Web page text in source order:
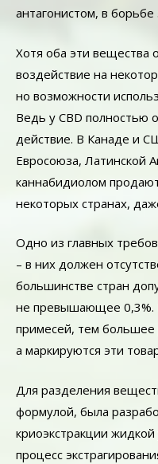
антагонистом, в
Хотя оба эти вещества
воздействие на
но возможности
Ведь у CBD полностью
действие. В Канаде и
Евросоюза, Латинской
каннабидиолом
некоторых странах,
Одно из главных
– в них должен
большинстве стран
не превышающее 0,3%.
примесей, тем большее
а маркируются эти
Для разделения
формулой, была
криоэкстракции
процесс